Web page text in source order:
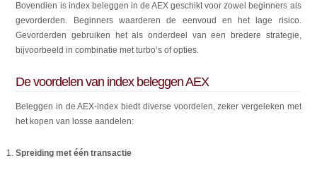
Bovendien is index beleggen in de AEX geschikt voor zowel beginners als
gevorderden. Beginners waarderen de eenvoud en het lage risico.
Gevorderden gebruiken het als onderdeel van een bredere strategie,
bijvoorbeeld in combinatie met turbo’s of opties.
De voordelen van index beleggen AEX
Beleggen in de AEX-index biedt diverse voordelen, zeker vergeleken met
het kopen van losse aandelen:
Spreiding met één transactie